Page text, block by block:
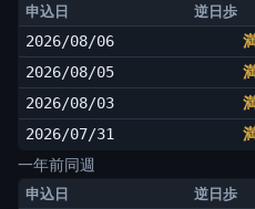
申込日 逆日歩
2026/08/06
2026/08/05
2026/08/03
2026/07/31
一年前同週
申込日 逆日歩